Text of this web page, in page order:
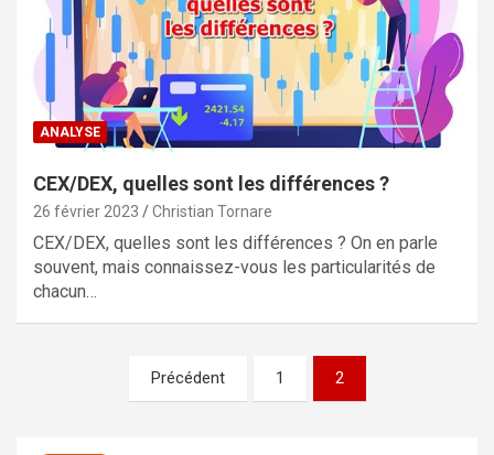
ANALYSE
CEX/DEX, quelles sont les différences ?
26 février 2023 Christian Tornare
CEX/DEX, quelles sont les différences ? On en parle
souvent, mais connaissez-vous les particularités de
chacun…
Précédent 1 2